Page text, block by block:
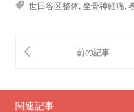
世田谷区整体 坐骨神経痛
関連記事